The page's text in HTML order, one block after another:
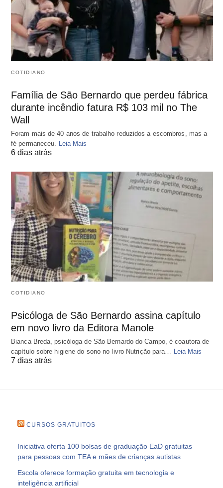
COTIDIANO
Família de São Bernardo que perdeu fábrica
durante incêndio fatura R$ 103 mil no The
Wall
Foram mais de 40 anos de trabalho reduzidos a escombros, mas a
fé permaneceu. Leia Mais
6 dias atrás
COTIDIANO
Psicóloga de São Bernardo assina capítulo
em novo livro da Editora Manole
Bianca Breda, psicóloga de São Bernardo do Campo, é coautora de
capítulo sobre higiene do sono no livro Nutrição para…
Leia Mais
7 dias atrás
CURSOS GRATUITOS
Iniciativa oferta 100 bolsas de graduação EaD gratuitas
para pessoas com TEA e mães de crianças autistas
Escola oferece formação gratuita em tecnologia e
inteligência artificial